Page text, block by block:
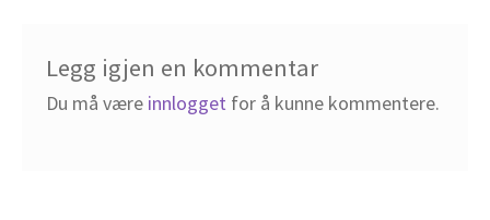
Legg igjen en kommentar
Du må være innlogget for å kunne kommentere.